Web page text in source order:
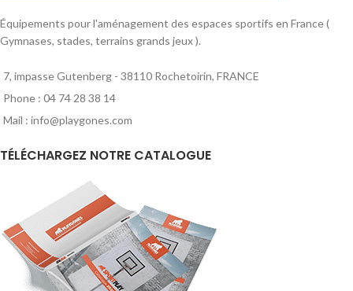
Équipements pour l'aménagement des espaces sportifs en France (
Gymnases, stades, terrains grands jeux ).
7, impasse Gutenberg - 38110 Rochetoirin, FRANCE
Phone : 04 74 28 38 14
Mail : info@playgones.com
TÉLÉCHARGEZ NOTRE CATALOGUE